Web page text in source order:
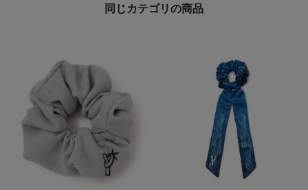
同じカテゴリの商品